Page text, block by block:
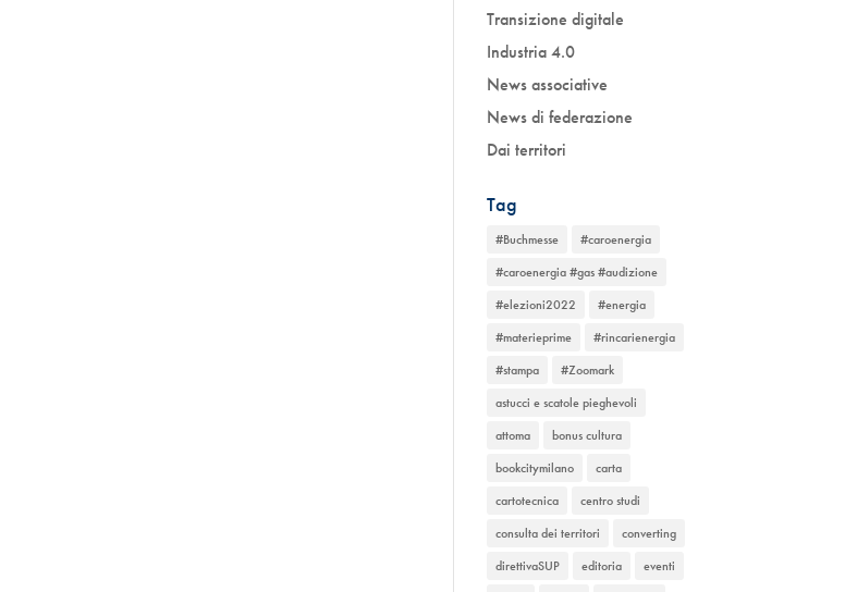
Transizione digitale
Industria 4.0
News associative
News di federazione
Dai territori
Tag
#Buchmesse
#caroenergia
#caroenergia #gas #audizione
#elezioni2022
#energia
#materieprime
#rincarienergia
#stampa
#Zoomark
astucci e scatole pieghevoli
attoma
bonus cultura
bookcitymilano
carta
cartotecnica
centro studi
consulta dei territori
converting
direttivaSUP
editoria
eventi